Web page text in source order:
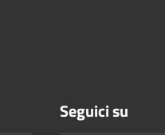
Seguici su